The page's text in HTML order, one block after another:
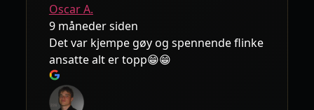
Oscar A.
9 måneder siden
Det var kjempe gøy og spennende flinke
ansatte alt er topp😁😁